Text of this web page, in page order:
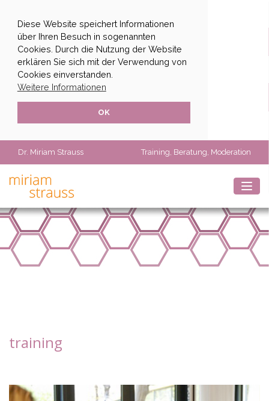
Diese Website speichert Informationen
über Ihren Besuch in sogenannten
Cookies. Durch die Nutzung der Website
erklären Sie sich mit der Verwendung von
Cookies einverstanden.
Weitere Informationen
OK
Dr. Miriam Strauss Training, Beratung, Moderation
training